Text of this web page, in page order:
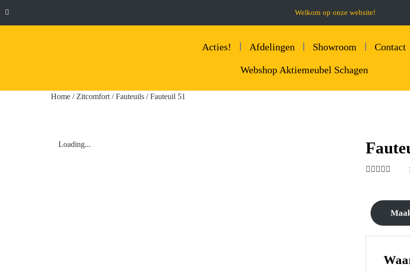
Welkom op onze website!
Acties! Afdelingen Showroom Contact
Webshop Aktiemeubel Schagen
Home / Zitcomfort /Fauteuils / Fauteuil 51
Loading...
    